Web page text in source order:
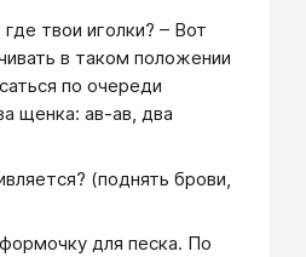
твои иголки? – Вот
в таком положении
по очереди
щенка: ав-ав, два
(поднять брови,
для песка. По